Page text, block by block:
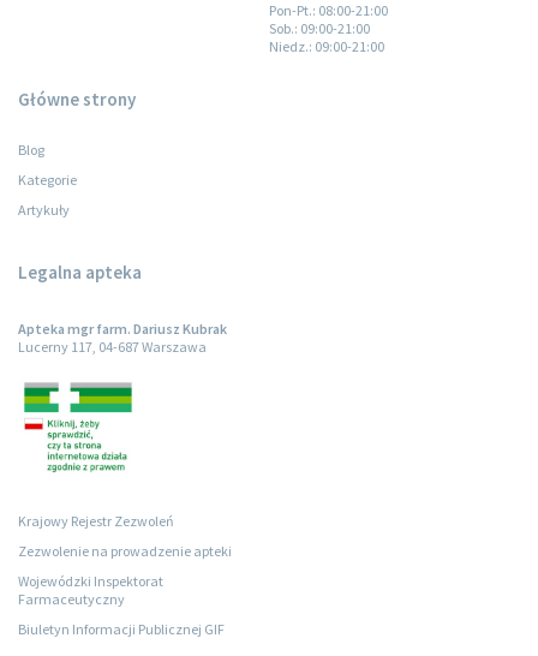
Pon-Pt.: 08:00-21:00
Sob.: 09:00-21:00
Niedz.: 09:00-21:00
Główne strony
Blog
Kategorie
Artykuły
Legalna apteka
Apteka mgr farm. Dariusz Kubrak
Lucerny 117, 04-687 Warszawa
Krajowy Rejestr Zezwoleń
Zezwolenie na prowadzenie apteki
Wojewódzki Inspektorat
Farmaceutyczny
Biuletyn Informacji Publicznej GIF